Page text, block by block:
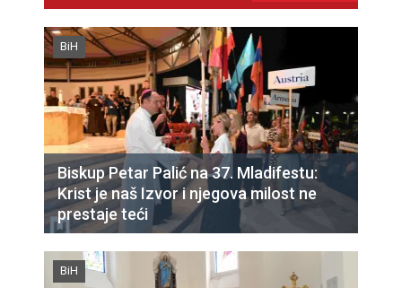
BiH
Biskup Petar Palić na 37. Mladifestu:
Krist je naš Izvor i njegova milost ne
prestaje teći
BiH